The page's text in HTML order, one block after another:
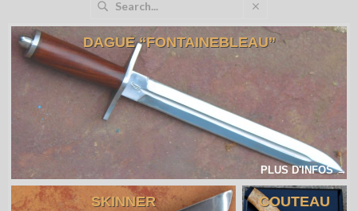
DAGUE “FONTAINEBLEAU”
PLUS D'INFOS →
SKINNER
COUTEAU